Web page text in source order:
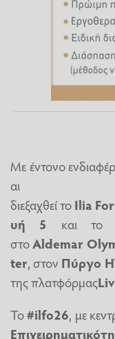
Με έντονο
διεξαχθεί τοIlia
υή 5 και το
στοAldemar
ter, στον Πύργο
της πλατφόρμας
Το#ilfo26, με